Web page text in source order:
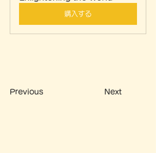
購入する
Previous Next